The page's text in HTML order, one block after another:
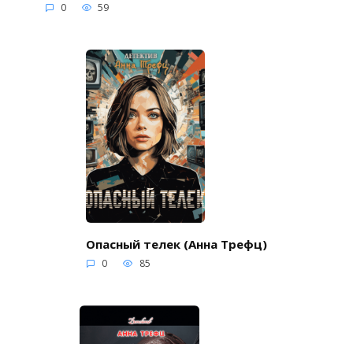
0 59
Опасный телек (Анна Трефц)
0 85